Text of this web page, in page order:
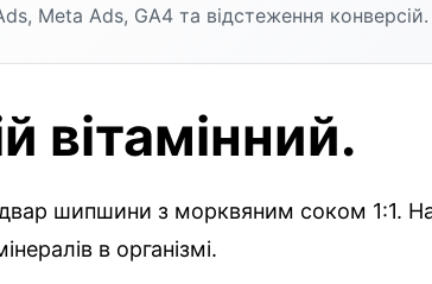
Meta Ads, GA4 та відстеження конверсій.
вітамінний.
шипшини з морквяним соком 1:1.
в організмі.